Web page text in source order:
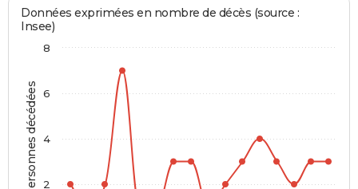
Personnes décédées
Données exprimées en nombre de décès (source :
Insee)
2
4
6
8